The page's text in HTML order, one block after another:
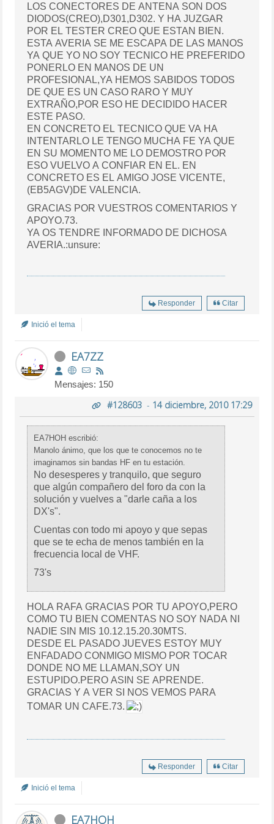
LOS CONECTORES DE ANTENA SON DOS
DIODOS(CREO),D301,D302. Y HA JUZGAR
POR EL TESTER CREO QUE ESTAN BIEN.
ESTA AVERIA SE ME ESCAPA DE LAS MANOS
YA QUE YO NO SOY TECNICO HE PREFERIDO
PONERLO EN MANOS DE UN
PROFESIONAL,YA HEMOS SABIDOS TODOS
DE QUE ES UN CASO RARO Y MUY
EXTRAÑO,POR ESO HE DECIDIDO HACER
ESTE PASO.
EN CONCRETO EL TECNICO QUE VA HA
INTENTARLO LE TENGO MUCHA FE YA QUE
EN SU MOMENTO ME LO DEMOSTRO POR
ESO VUELVO A CONFIAR EN EL. EN
CONCRETO ES EL AMIGO JOSE VICENTE,
(EB5AGV)DE VALENCIA.
GRACIAS POR VUESTROS COMENTARIOS Y
APOYO.73.
YA OS TENDRE INFORMADO DE DICHOSA
AVERIA.:unsure:
Responder Citar
Inició el tema
EA7ZZ
Mensajes: 150
#128603- 14 diciembre, 2010 17:29
EA7HOH escribió:
Manolo ánimo, que los que te conocemos no te
imaginamos sin bandas HF en tu estación.
No desesperes y tranquilo, que seguro
que algún compañero del foro da con la
solución y vuelves a "darle caña a los
DX's".
Cuentas con todo mi apoyo y que sepas
que se te echa de menos también en la
frecuencia local de VHF.
73's
HOLA RAFA GRACIAS POR TU APOYO,PERO
COMO TU BIEN COMENTAS NO SOY NADA NI
NADIE SIN MIS 10.12.15.20.30MTS.
DESDE EL PASADO JUEVES ESTOY MUY
ENFADADO CONMIGO MISMO POR TOCAR
DONDE NO ME LLAMAN,SOY UN
ESTUPIDO.PERO ASIN SE APRENDE.
GRACIAS Y A VER SI NOS VEMOS PARA
TOMAR UN CAFE.73.
Responder Citar
Inició el tema
EA7HOH